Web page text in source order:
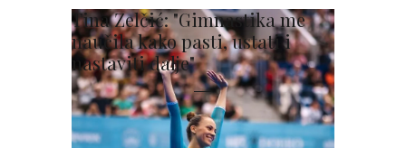
Tina Zelčić: "Gimnastika me
naučila kako pasti, ustati i
nastaviti dalje"